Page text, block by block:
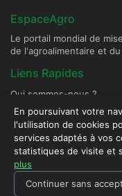
EspaceAgro
Le portail mondial de
de l'agroalimentaire et du
Liens Rapides
Qui sommes-nous ?
Devenir Fournisseur
Publier une annonce
Contact & Sécurité
Plateforme sécurisée -
En poursuivant votre
l'utilisation de cookies
services adaptés à vos
statistiques de visite et
plus
Continuer sans